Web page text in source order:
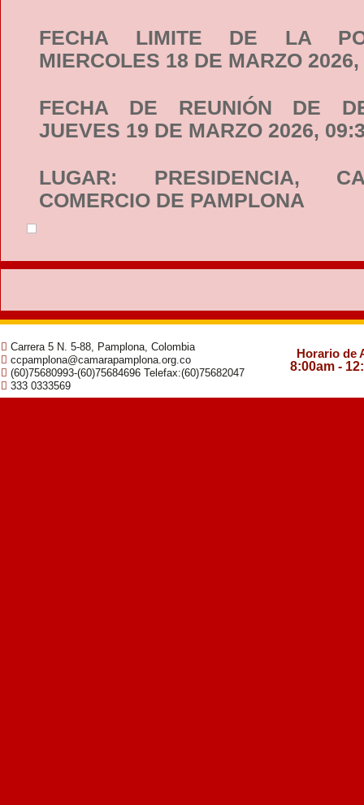
FECHA LIMITE DE LA
MIERCOLES 18 DE MARZO
FECHA DE REUNIÓN DE
JUEVES 19 DE MARZO 2026,
LUGAR: PRESIDENCIA,
COMERCIO DE PAMPLONA
Carrera 5 N. 5-88, Pamplona, Colombia
ccpamplona@camarapamplona.org.co
(60)75680993-(60)75684696 Telefax:(60)75682047
333 0333569
Horario de
8:00am -